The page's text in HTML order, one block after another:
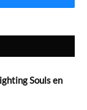
Souls en